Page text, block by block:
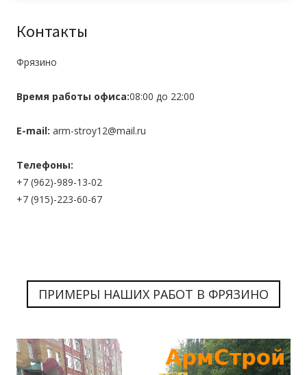
Контакты
Фрязино
Время работы офиса:08:00 до 22:00
E-mail: arm-stroy12@mail.ru
Телефоны:
+7 (962)-989-13-02
+7 (915)-223-60-67
ПРИМЕРЫ НАШИХ РАБОТ В ФРЯЗИНО